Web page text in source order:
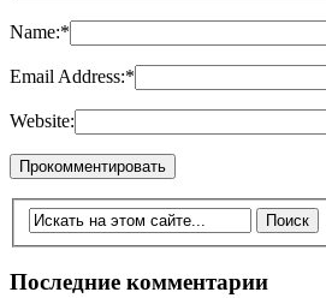
Name:*
Email Address:*
Website:
Последние комментарии